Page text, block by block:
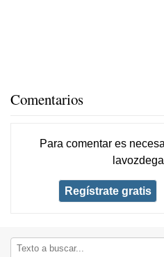
Comentarios
Para comentar es
Regístrate gratis